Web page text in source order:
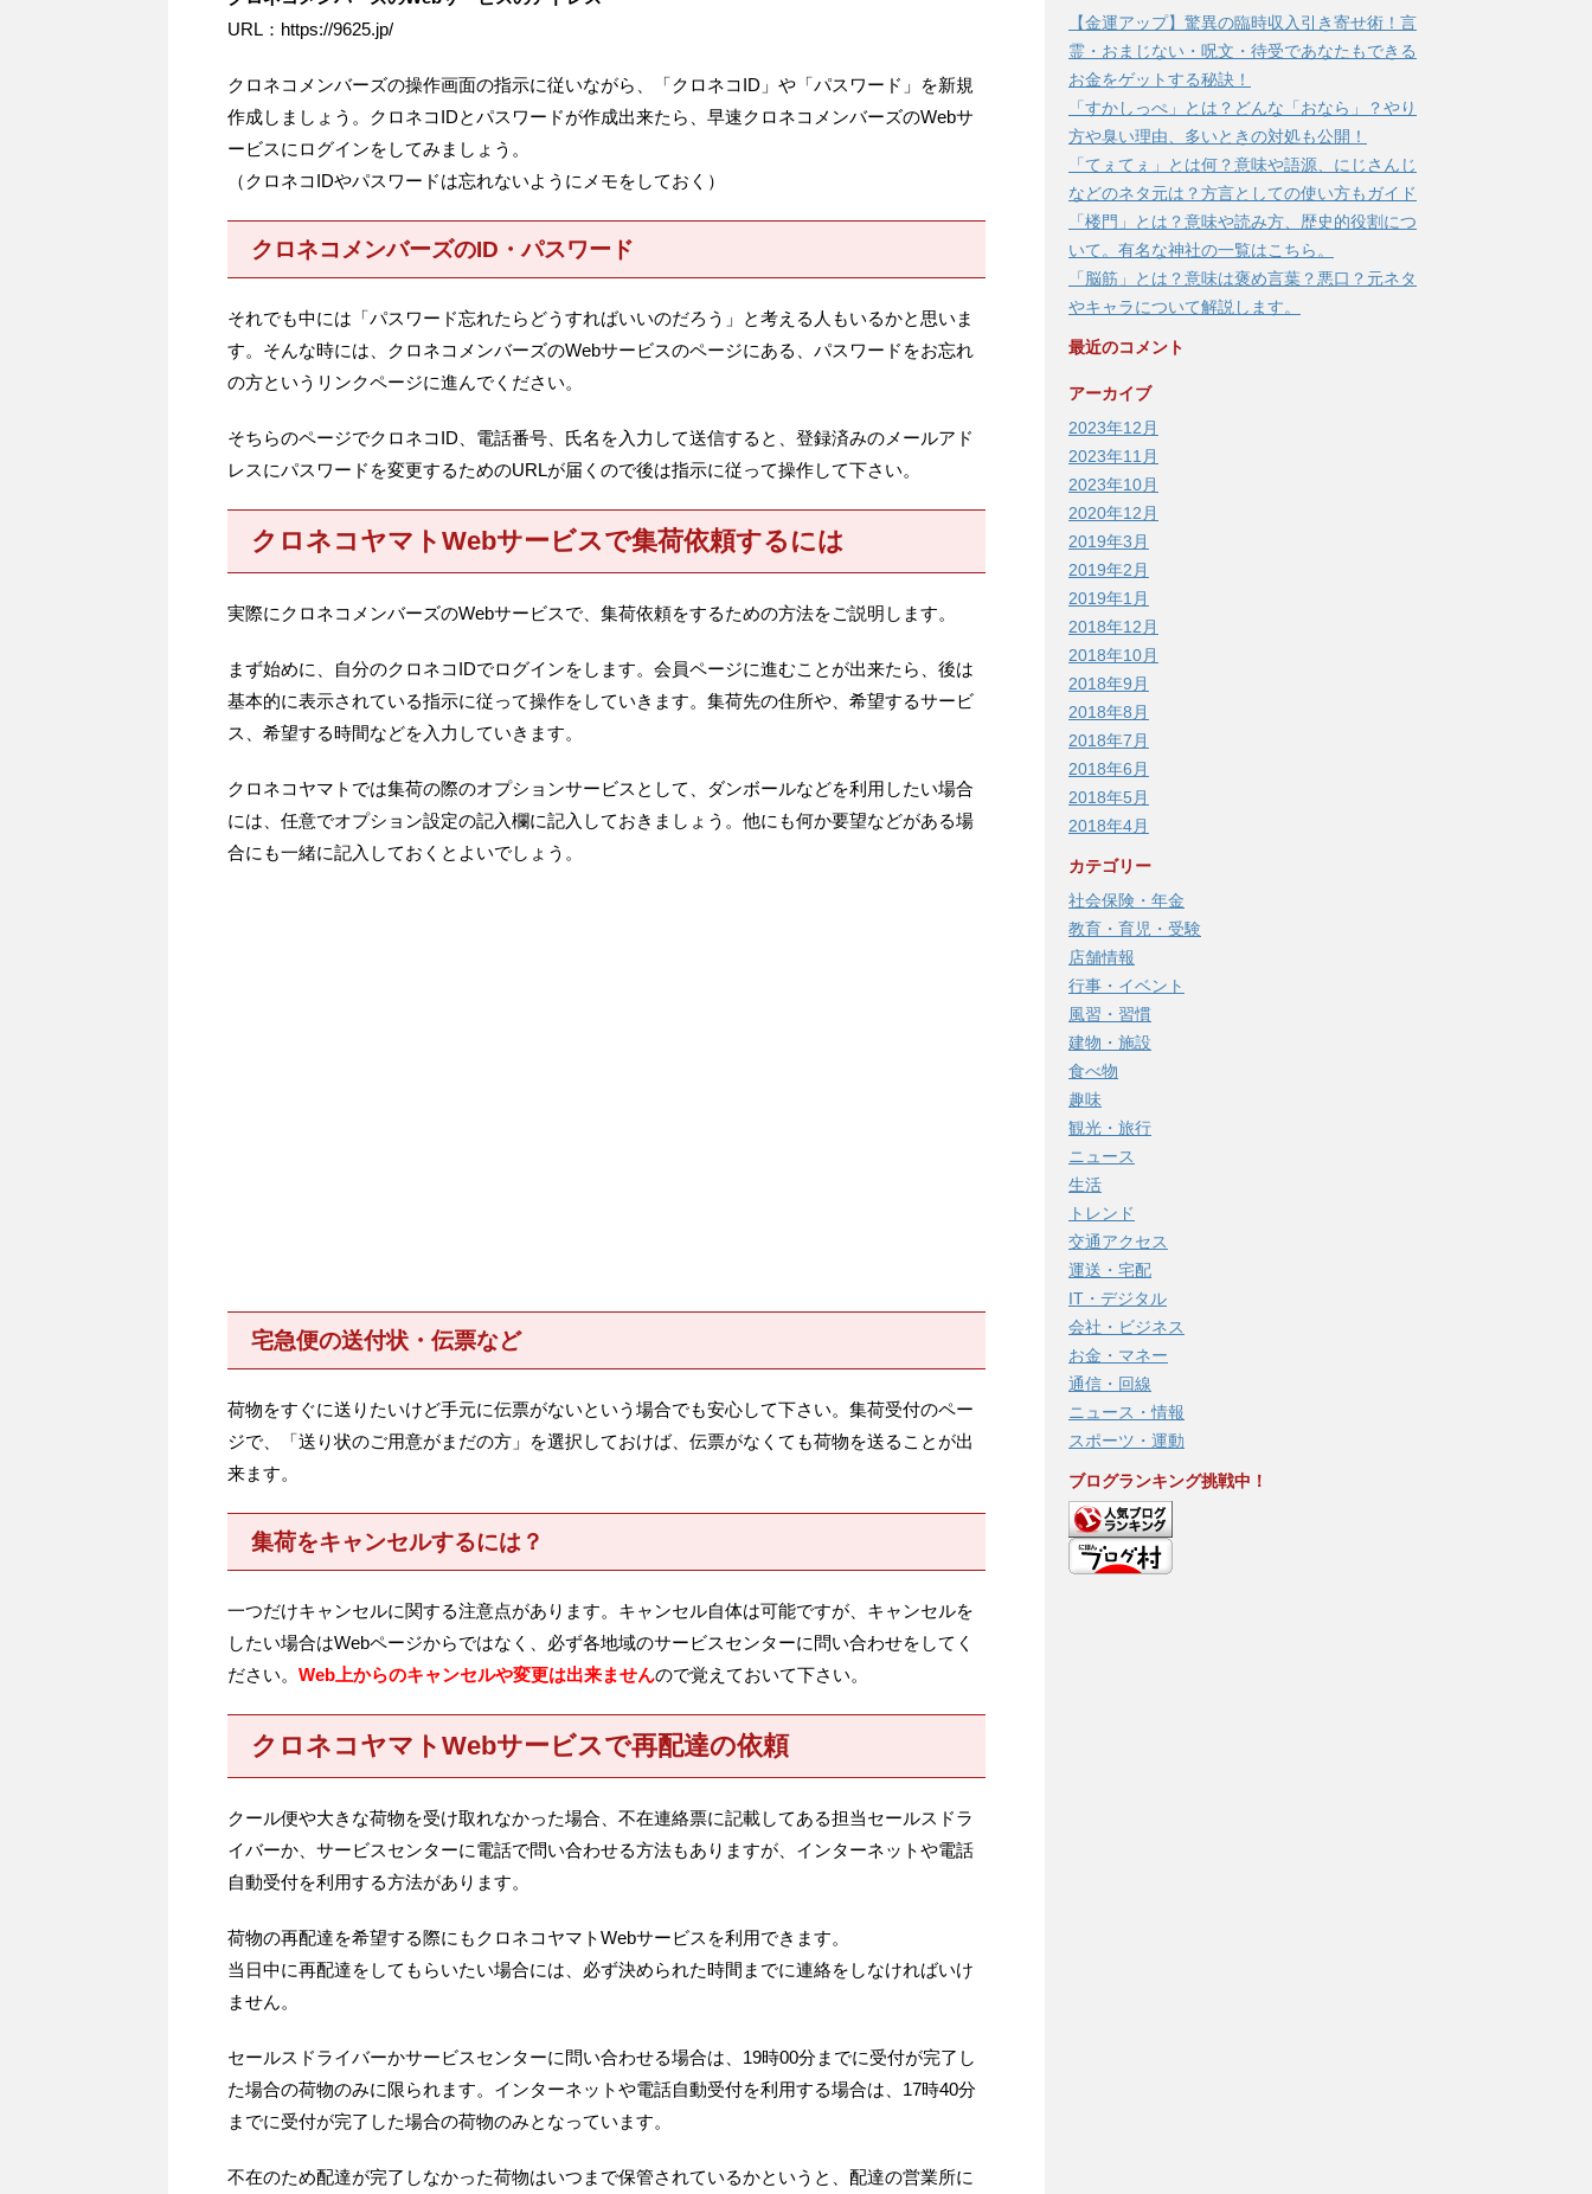
URL：https://9625.jp/
クロネコメンバーズの操作画面の指示に従いながら、「クロネコID」や「パスワード」を新規
作成しましょう。クロネコIDとパスワードが作成出来たら、早速クロネコメンバーズのWebサ
ービスにログインをしてみましょう。
（クロネコIDやパスワードは忘れないようにメモをしておく）
クロネコメンバーズのID・パスワード
それでも中には「パスワード忘れたらどうすればいいのだろう」と考える人もいるかと思いま
す。そんな時には、クロネコメンバーズのWebサービスのページにある、パスワードをお忘れ
の方というリンクページに進んでください。
そちらのページでクロネコID、電話番号、氏名を入力して送信すると、登録済みのメールアド
レスにパスワードを変更するためのURLが届くので後は指示に従って操作して下さい。
クロネコヤマトWebサービスで集荷依頼するには
実際にクロネコメンバーズのWebサービスで、集荷依頼をするための方法をご説明します。
まず始めに、自分のクロネコIDでログインをします。会員ページに進むことが出来たら、後は
基本的に表示されている指示に従って操作をしていきます。集荷先の住所や、希望するサービ
ス、希望する時間などを入力していきます。
クロネコヤマトでは集荷の際のオプションサービスとして、ダンボールなどを利用したい場合
には、任意でオプション設定の記入欄に記入しておきましょう。他にも何か要望などがある場
合にも一緒に記入しておくとよいでしょう。
宅急便の送付状・伝票など
荷物をすぐに送りたいけど手元に伝票がないという場合でも安心して下さい。集荷受付のペー
ジで、「送り状のご用意がまだの方」を選択しておけば、伝票がなくても荷物を送ることが出
来ます。
集荷をキャンセルするには？
一つだけキャンセルに関する注意点があります。キャンセル自体は可能ですが、キャンセルを
したい場合はWebページからではなく、必ず各地域のサービスセンターに問い合わせをしてく
ださい。 Web上からのキャンセルや変更は出来ませんので覚えておいて下さい。
クロネコヤマトWebサービスで再配達の依頼
クール便や大きな荷物を受け取れなかった場合、不在連絡票に記載してある担当セールスドラ
イバーか、サービスセンターに電話で問い合わせる方法もありますが、インターネットや電話
自動受付を利用する方法があります。
荷物の再配達を希望する際にもクロネコヤマトWebサービスを利用できます。
当日中に再配達をしてもらいたい場合には、必ず決められた時間までに連絡をしなければいけ
ません。
セールスドライバーかサービスセンターに問い合わせる場合は、19時00分までに受付が完了し
た場合の荷物のみに限られます。インターネットや電話自動受付を利用する場合は、17時40分
までに受付が完了した場合の荷物のみとなっています。
不在のため配達が完了しなかった荷物はいつまで保管されているかというと、配達の営業所に
【金運アップ】驚異の臨時収入引き寄せ術！言
霊・おまじない・呪文・待受であなたもできる
お金をゲットする秘訣！
「すかしっぺ」とは？どんな「おなら」？やり
方や臭い理由、多いときの対処も公開！
「てぇてぇ」とは何？意味や語源、にじさんじ
などのネタ元は？方言としての使い方もガイド
「楼門」とは？意味や読み方、歴史的役割につ
いて。有名な神社の一覧はこちら。
「脳筋」とは？意味は褒め言葉？悪口？元ネタ
やキャラについて解説します。
最近のコメント
アーカイブ
2023年12月
2023年11月
2023年10月
2020年12月
2019年3月
2019年2月
2019年1月
2018年12月
2018年10月
2018年9月
2018年8月
2018年7月
2018年6月
2018年5月
2018年4月
カテゴリー
社会保険・年金
教育・育児・受験
店舗情報
行事・イベント
風習・習慣
建物・施設
食べ物
趣味
観光・旅行
ニュース
生活
トレンド
交通アクセス
運送・宅配
IT・デジタル
会社・ビジネス
お金・マネー
通信・回線
ニュース・情報
スポーツ・運動
ブログランキング挑戦中！